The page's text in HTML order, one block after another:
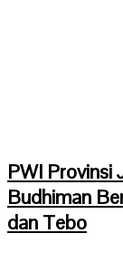
PWI Provinsi
Budhiman
dan Tebo